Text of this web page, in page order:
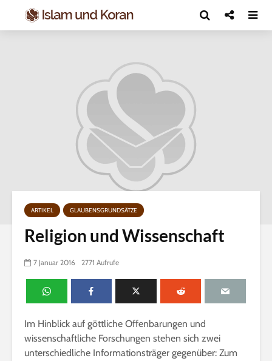
ARTIKEL GLAUBENSGRUNDSÄTZE
Religion und Wissenschaft
7 Januar 2016 2771 Aufrufe
Im Hinblick auf göttliche Offenbarungen und
wissenschaftliche Forschungen stehen sich zwei
unterschiedliche Informationsträger gegenüber: Zum